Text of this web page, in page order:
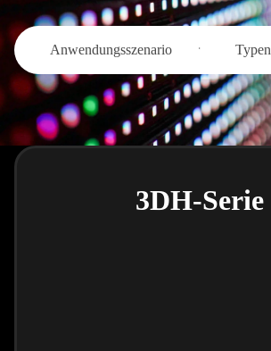
Anwendungsszenario Typen
3DH-Serie